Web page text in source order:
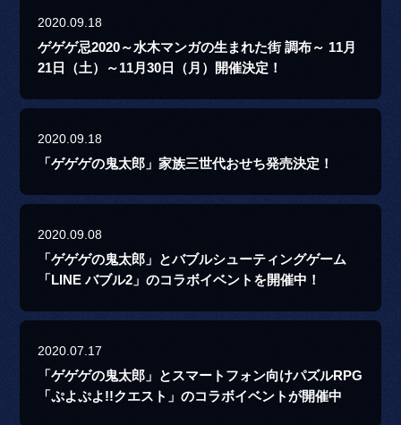
2020.09.18
ゲゲゲ忌2020～水木マンガの生まれた街 調布～ 11月
21日（土）～11月30日（月）開催決定！
2020.09.18
「ゲゲゲの鬼太郎」家族三世代おせち発売決定！
2020.09.08
「ゲゲゲの鬼太郎」とバブルシューティングゲーム
「LINE バブル2」のコラボイベントを開催中！
2020.07.17
「ゲゲゲの鬼太郎」とスマートフォン向けパズルRPG
「ぷよぷよ!!クエスト」のコラボイベントが開催中